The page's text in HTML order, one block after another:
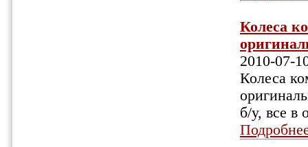
Колеса
2010-07-
Колеса
б/у, все в